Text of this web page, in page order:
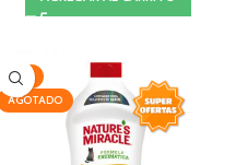
-31%
AGOTADO